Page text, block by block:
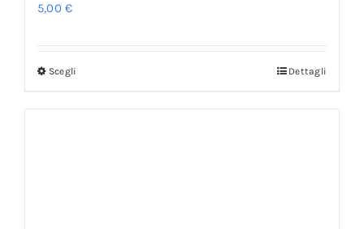
5,00€
Scegli Dettagli